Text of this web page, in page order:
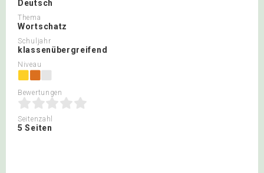
Deutsch
Thema
Wortschatz
Schuljahr
klassenübergreifend
Niveau
Bewertungen
Seitenzahl
5 Seiten